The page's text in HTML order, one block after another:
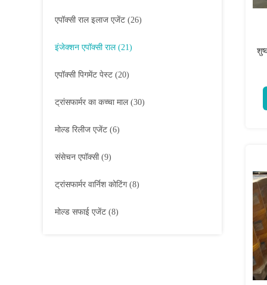
एपॉक्सी राल इलाज एजेंट (26)
इंजेक्शन एपॉक्सी राल (21)
एपॉक्सी पिगमेंट पेस्ट (20)
ट्रांसफार्मर का कच्चा माल (30)
मोल्ड रिलीज एजेंट (6)
संसेचन एपॉक्सी (9)
ट्रांसफार्मर वार्निश कोटिंग (8)
मोल्ड सफाई एजेंट (8)